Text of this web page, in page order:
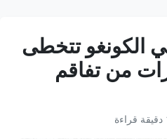
الكونغو تتخطى
من تفاقم